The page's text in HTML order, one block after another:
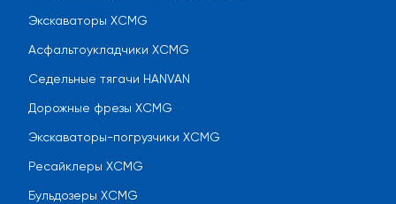
Экскаваторы XCMG
Асфальтоукладчики XCMG
Седельные тягачи HANVAN
Дорожные фрезы XCMG
Экскаваторы-погрузчики XCMG
Ресайклеры XCMG
Бульдозеры XCMG